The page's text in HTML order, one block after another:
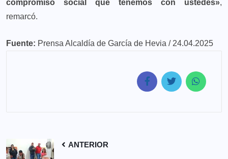
compromiso social que tenemos con ustedes»,
remarcó.
Fuente: Prensa Alcaldía de García de Hevia / 24.04.2025
ANTERIOR